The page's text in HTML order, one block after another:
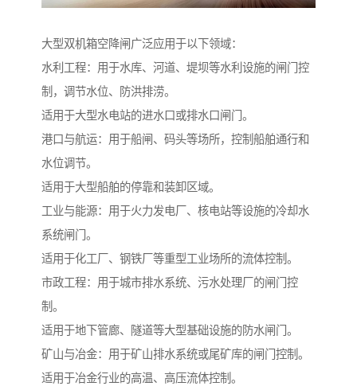
大型双机箱空降闸广泛应用于以下领域：
水利工程：用于水库、河道、堤坝等水利设施的闸门控
制，调节水位、防洪排涝。
适用于大型水电站的进水口或排水口闸门。
港口与航运：用于船闸、码头等场所，控制船舶通行和
水位调节。
适用于大型船舶的停靠和装卸区域。
工业与能源：用于火力发电厂、核电站等设施的冷却水
系统闸门。
适用于化工厂、钢铁厂等重型工业场所的流体控制。
市政工程：用于城市排水系统、污水处理厂的闸门控
制。
适用于地下管廊、隧道等大型基础设施的防水闸门。
矿山与冶金：用于矿山排水系统或尾矿库的闸门控制。
适用于冶金行业的高温、高压流体控制。